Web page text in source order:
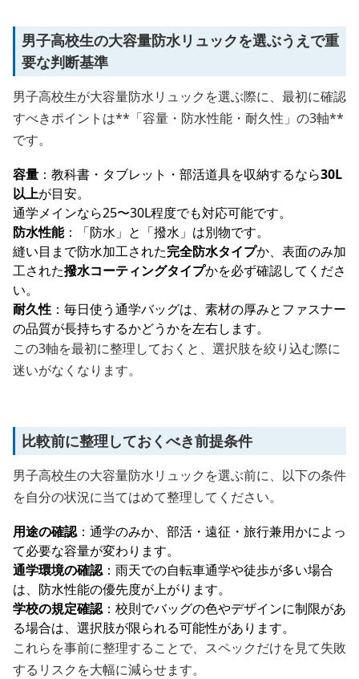
男子高校生の大容量防水リュックを選ぶうえで重
要な判断基準
男子高校生が大容量防水リュックを選ぶ際に、最初に確認
すべきポイントは**「容量・防水性能・耐久性」の3軸**
です。
容量 ：教科書・タブレット・部活道具を収納するなら30L
以上が目安。
通学メインなら25〜30L程度でも対応可能です。
防水性能：「防水」と「撥水」は別物です。
縫い目まで防水加工された完全防水タイプか、表面のみ加
工された撥水コーティングタイプかを必ず確認してくださ
い。
耐久性 ：毎日使う通学バッグは、素材の厚みとファスナー
の品質が長持ちするかどうかを左右します。
この3軸を最初に整理しておくと、選択肢を絞り込む際に
迷いがなくなります。
比較前に整理しておくべき前提条件
男子高校生の大容量防水リュックを選ぶ前に、以下の条件
を自分の状況に当てはめて整理してください。
用途の確認：通学のみか、部活・遠征・旅行兼用かによっ
て必要な容量が変わります。
通学環境の確認：雨天での自転車通学や徒歩が多い場合
は、防水性能の優先度が上がります。
学校の規定確認：校則でバッグの色やデザインに制限があ
る場合は、選択肢が限られる可能性があります。
これらを事前に整理することで、スペックだけを見て失敗
するリスクを大幅に減らせます。